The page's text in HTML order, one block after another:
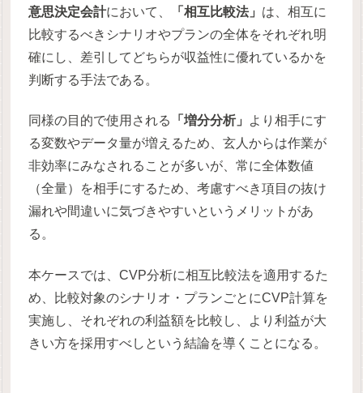
意思決定会計において、 「相互比較法」 は、相互に
比較するべきシナリオやプランの全体をそれぞれ明
確にし、差引してどちらが収益性に優れているかを
判断する手法である。
同様の目的で使用される 「増分分析」
より相手にす
る変数やデータ量が増えるため、玄人からは作業が
非効率にみなされることが多いが、常に全体数値
（全量）を相手にするため、考慮すべき項目の抜け
漏れや間違いに気づきやすいというメリットがあ
る。
本ケースでは、CVP分析に相互比較法を適用するた
め、比較対象のシナリオ・プランごとにCVP計算を
実施し、それぞれの利益額を比較し、より利益が大
きい方を採用すべしという結論を導くことになる。